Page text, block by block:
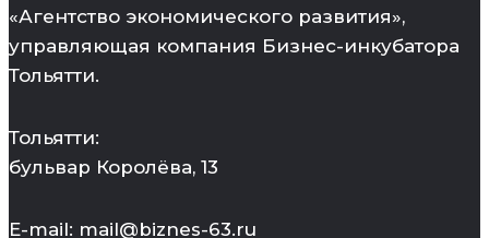
«Агентство экономического развития»,
управляющая компания Бизнес-инкубатора
Тольятти.
Тольятти:
бульвар Королёва, 13
E-mail: mail@biznes-63.ru